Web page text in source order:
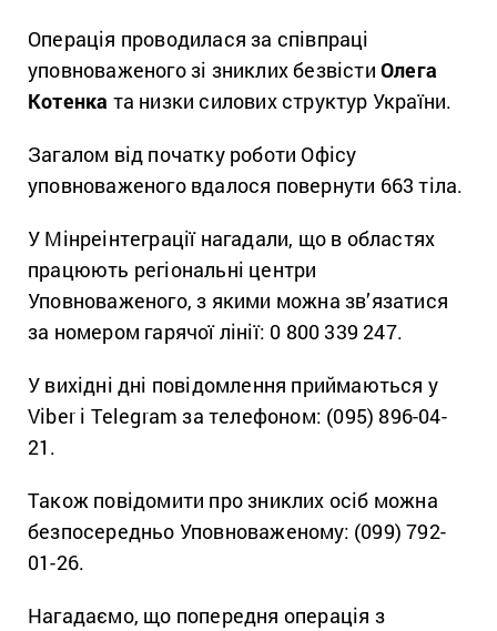
Операція проводилася за співпраці
уповноваженого зі зниклих безвістиОлега
Котенка та низки силових структур України.
Загалом від початку роботи Офісу
уповноваженого вдалося повернути 663 тіла.
У Мінреінтеграції нагадали, що в областях
працюють регіональні центри
Уповноваженого, з якими можна зв’язатися
за номером гарячої лінії: 0 800 339 247.
У вихідні дні повідомлення приймаються у
Viber і Telegram за телефоном: (095) 896-04-
21.
Також повідомити про зниклих осіб можна
безпосередньо Уповноваженому: (099) 792-
01-26.
Нагадаємо, що попередня операція з